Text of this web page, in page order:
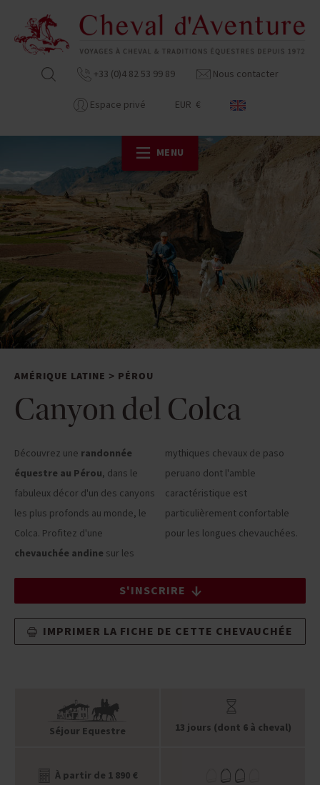
+33 (0)4 82 53 99 89 Nous contacter
Espace privé EUR €
MENU
AMÉRIQUE LATINE > PÉROU
Canyon del Colca
Découvrez une randonnée
équestre au Pérou, dans le
fabuleux décor d'un des canyons
les plus profonds au monde, le
Colca. Profitez d'une
chevauchée andine sur les
mythiques chevaux de paso
peruano dont l'amble
caractéristique est
particulièrement confortable
pour les longues chevauchées.
S'INSCRIRE
IMPRIMER LA FICHE DE CETTE CHEVAUCHÉE
Séjour Equestre 13 jours (dont 6 à cheval)
À partir de 1 890 €